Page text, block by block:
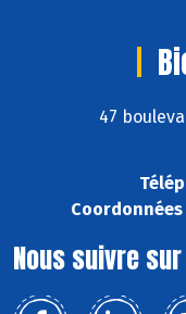
47
Coordonnées
Nous suivre sur